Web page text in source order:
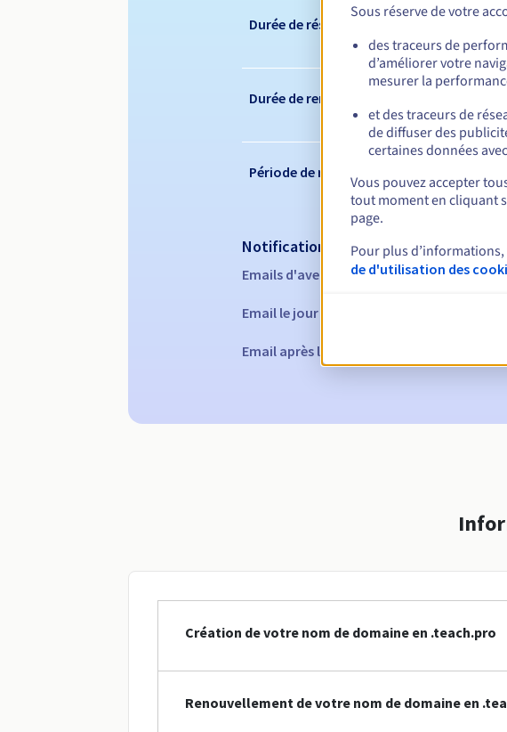
Durée de réservation
Durée de renouvellement
Période de rédemption
Notifications automatiques :
Emails d'avertissement :60, 30, 15, 7 et 3
Email le jour de l'expiration pour
Email après la Redemption Grace Period
Création de votre nom de domaine en .teach.pro
Renouvellement de votre nom de domaine en
Sous réserve de votre
des traceurs de
d’améliorer votre
mesurer la
et des traceurs de
de diffuser des
certaines données
Vous pouvez accepter
tout moment en cliquant
page.
Pour plus
de d'utilisation des